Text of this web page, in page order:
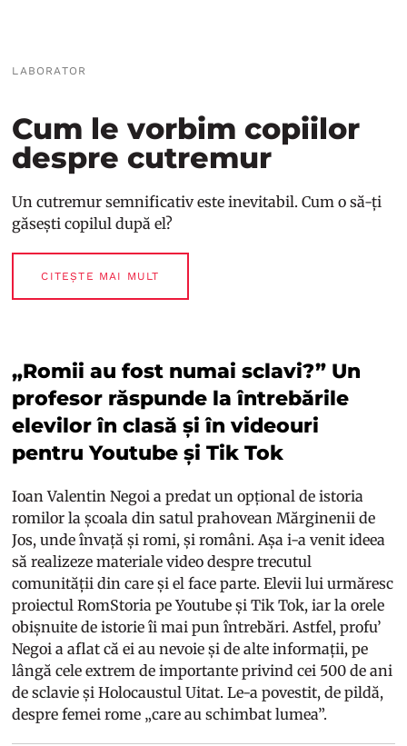
LABORATOR
Cum le vorbim copiilor
despre cutremur
Un cutremur semnificativ este inevitabil. Cum o să-ți
găsești copilul după el?
CITEȘTE MAI MULT
„Romii au fost numai sclavi?” Un
profesor răspunde la întrebările
elevilor în clasă și în videouri
pentru Youtube și Tik Tok
Ioan Valentin Negoi a predat un opțional de istoria
romilor la școala din satul prahovean Mărginenii de
Jos, unde învață și romi, și români. Așa i-a venit ideea
să realizeze materiale video despre trecutul
comunității din care și el face parte. Elevii lui urmăresc
proiectul RomStoria pe Youtube și Tik Tok, iar la orele
obișnuite de istorie îi mai pun întrebări. Astfel, profu’
Negoi a aflat că ei au nevoie și de alte informații, pe
lângă cele extrem de importante privind cei 500 de ani
de sclavie și Holocaustul Uitat. Le-a povestit, de pildă,
despre femei rome „care au schimbat lumea”.